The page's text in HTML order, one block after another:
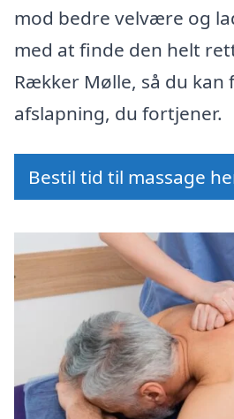
mod bedre velvære og
med at finde den helt
Rækker Mølle, så du kan
afslapning, du fortjener.
Bestil tid til massage